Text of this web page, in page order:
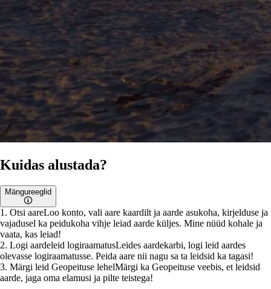
Kuidas alustada?
Mängureeglid
1 . Otsi aareLoo konto, vali aare kaardilt ja aarde asukoha, kirjelduse ja
vajadusel ka peidukoha vihje leiad aarde küljes. Mine nüüd kohale ja
vaata, kas leiad!
2. Logi aardeleid logiraamatusLeides aardekarbi, logi leid aardes
olevasse logiraamatusse. Peida aare nii nagu sa ta leidsid ka tagasi!
3. Märgi leid Geopeituse lehelMärgi ka Geopeituse veebis, et leidsid
aarde, jaga oma elamusi ja pilte teistega!